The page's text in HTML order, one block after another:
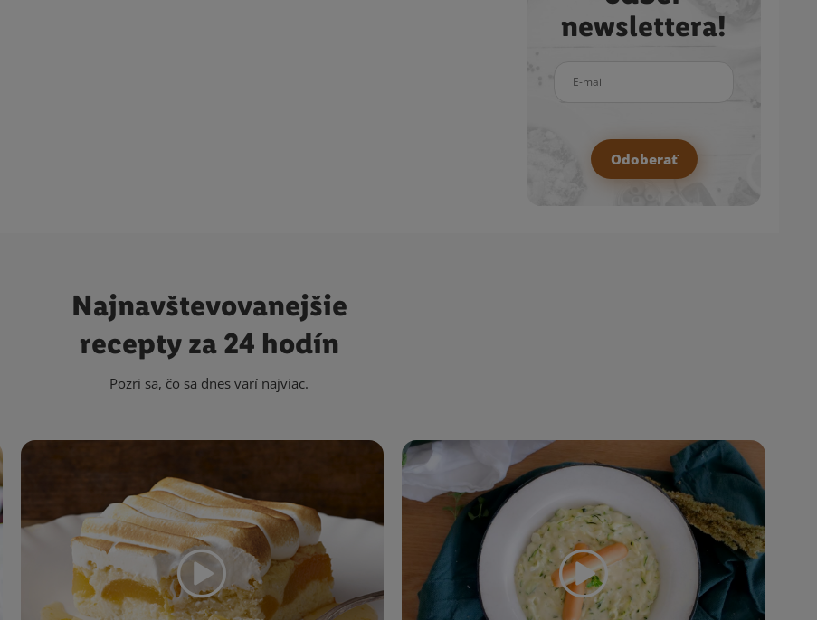
newslettera!
Odoberať
Najnavštevovanejšie
recepty za 24 hodín
Pozri sa, čo sa dnes varí najviac.